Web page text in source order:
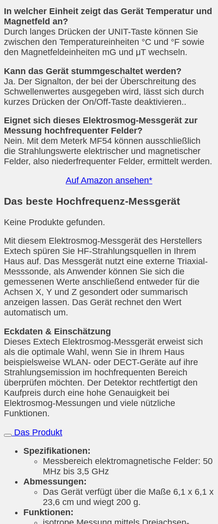
In welcher Einheit zeigt das Gerät Temperatur und
Magnetfeld an?
Durch langes Drücken der UNIT-Taste können Sie
zwischen den Temperatureinheiten °C und °F sowie
den Magnetfeldeinheiten mG und μT wechseln.
Kann das Gerät stummgeschaltet werden?
Ja. Der Signalton, der bei der Überschreitung des
Schwellenwertes ausgegeben wird, lässt sich durch
kurzes Drücken der On/Off-Taste deaktivieren..
Eignet sich dieses Elektrosmog-Messgerät zur
Messung hochfrequenter Felder?
Nein. Mit dem Meterk MF54 können ausschließlich
die Strahlungswerte elektrischer und magnetischer
Felder, also niederfrequenter Felder, ermittelt werden.
Auf Amazon ansehen*
Das beste Hochfrequenz-Messgerät
Keine Produkte gefunden.
Mit diesem Elektrosmog-Messgerät des Herstellers
Extech spüren Sie HF-Strahlungsquellen in Ihrem
Haus auf. Das Messgerät nutzt eine externe Triaxial-
Messsonde, als Anwender können Sie sich die
gemessenen Werte anschließend entweder für die
Achsen X, Y und Z gesondert oder summarisch
anzeigen lassen. Das Gerät rechnet den Wert
automatisch um.
Eckdaten & Einschätzung
Dieses Extech Elektrosmog-Messgerät erweist sich
als die optimale Wahl, wenn Sie in Ihrem Haus
beispielsweise WLAN- oder DECT-Geräte auf ihre
Strahlungsemission im hochfrequenten Bereich
überprüfen möchten. Der Detektor rechtfertigt den
Kaufpreis durch eine hohe Genauigkeit bei
Elektrosmog-Messungen und viele nützliche
Funktionen.
Das Produkt
Spezifikationen:
Messbereich elektromagnetische Felder: 50
MHz bis 3,5 GHz
Abmessungen:
Das Gerät verfügt über die Maße 6,1 x 6,1 x
23,6 cm und wiegt 200 g.
Funktionen: